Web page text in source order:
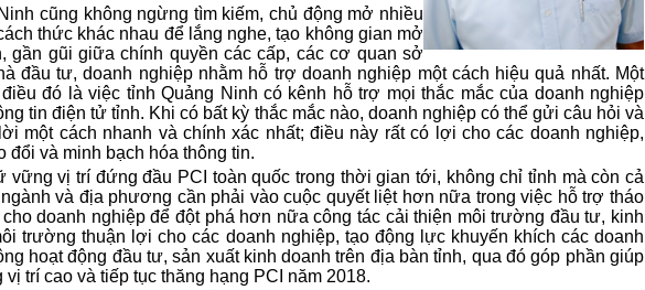
cũng không ngừng tìm kiếm, chủ động mở nhiều
thức khác nhau để lắng nghe, tạo không gian mở
gần gũi giữa chính quyền các cấp, các cơ quan sở
đầu tư, doanh nghiệp nhằm hỗ trợ doanh nghiệp một cách hiệu quả nhất. Một
đó là việc tỉnh Quảng Ninh có kênh hỗ trợ mọi thắc mắc của doanh nghiệp
tin điện tử tỉnh. Khi có bất kỳ thắc mắc nào, doanh nghiệp có thể gửi câu hỏi và
một cách nhanh và chính xác nhất; điều này rất có lợi cho các doanh nghiệp,
đổi và minh bạch hóa thông tin.
vững vị trí đứng đầu PCI toàn quốc trong thời gian tới, không chỉ tỉnh mà còn cả
và địa phương cần phải vào cuộc quyết liệt hơn nữa trong việc hỗ trợ tháo
doanh nghiệp để đột phá hơn nữa công tác cải thiện môi trường đầu tư, kinh
trường thuận lợi cho các doanh nghiệp, tạo động lực khuyến khích các doanh
hoạt động đầu tư, sản xuất kinh doanh trên địa bàn tỉnh, qua đó góp phần giúp
trí cao và tiếp tục thăng hạng PCI năm 2018.